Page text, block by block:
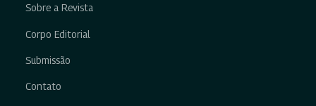
Sobre a Revista
Corpo Editorial
Submissão
Contato